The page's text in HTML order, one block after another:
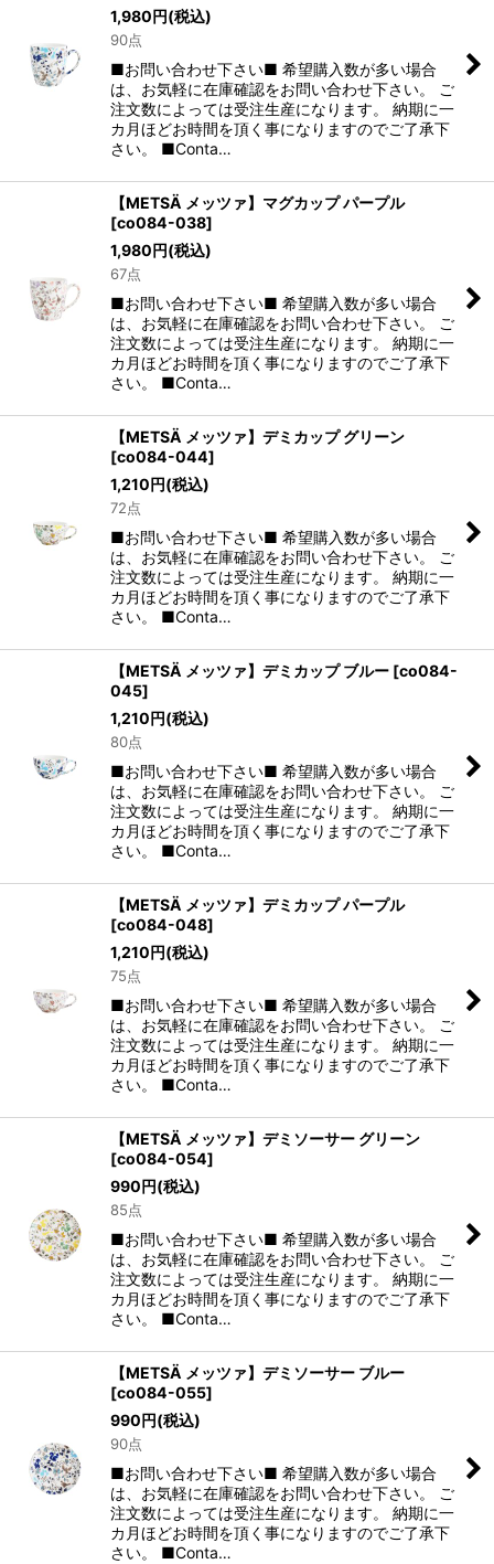
1,980円(税込)
90点
■お問い合わせ下さい■ 希望購入数が多い場合
は、お気軽に在庫確認をお問い合わせ下さい。 ご
注文数によっては受注生産になります。 納期に一
カ月ほどお時間を頂く事になりますのでご了承下
さい。 ■Conta…
【METSÄ メッツァ】マグカップ パープル
[co084-038]
1,980円(税込)
67点
■お問い合わせ下さい■ 希望購入数が多い場合
は、お気軽に在庫確認をお問い合わせ下さい。 ご
注文数によっては受注生産になります。 納期に一
カ月ほどお時間を頂く事になりますのでご了承下
さい。 ■Conta…
【METSÄ メッツァ】デミカップ グリーン
[co084-044]
1,210円(税込)
72点
■お問い合わせ下さい■ 希望購入数が多い場合
は、お気軽に在庫確認をお問い合わせ下さい。 ご
注文数によっては受注生産になります。 納期に一
カ月ほどお時間を頂く事になりますのでご了承下
さい。 ■Conta…
【METSÄ メッツァ】デミカップ ブルー [co084-
045]
1,210円(税込)
80点
■お問い合わせ下さい■ 希望購入数が多い場合
は、お気軽に在庫確認をお問い合わせ下さい。 ご
注文数によっては受注生産になります。 納期に一
カ月ほどお時間を頂く事になりますのでご了承下
さい。 ■Conta…
【METSÄ メッツァ】デミカップ パープル
[co084-048]
1,210円(税込)
75点
■お問い合わせ下さい■ 希望購入数が多い場合
は、お気軽に在庫確認をお問い合わせ下さい。 ご
注文数によっては受注生産になります。 納期に一
カ月ほどお時間を頂く事になりますのでご了承下
さい。 ■Conta…
【METSÄ メッツァ】デミソーサー グリーン
[co084-054]
990円(税込)
85点
■お問い合わせ下さい■ 希望購入数が多い場合
は、お気軽に在庫確認をお問い合わせ下さい。 ご
注文数によっては受注生産になります。 納期に一
カ月ほどお時間を頂く事になりますのでご了承下
さい。 ■Conta…
【METSÄ メッツァ】デミソーサー ブルー
[co084-055]
990円(税込)
90点
■お問い合わせ下さい■ 希望購入数が多い場合
は、お気軽に在庫確認をお問い合わせ下さい。 ご
注文数によっては受注生産になります。 納期に一
カ月ほどお時間を頂く事になりますのでご了承下
さい。 ■Conta…